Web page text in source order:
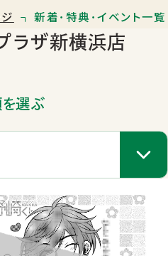
新着･特典･イベント一覧
ラザ新横浜店
選ぶ